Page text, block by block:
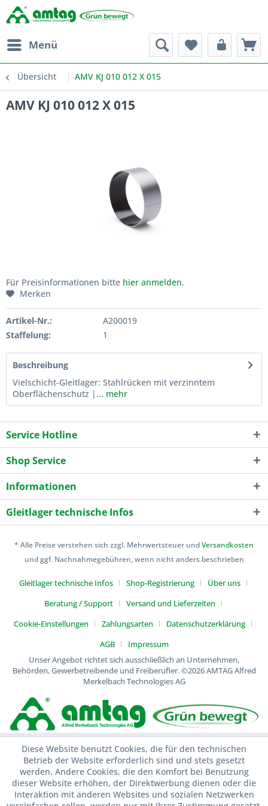
Menü
Übersicht AMV KJ 010 012 X 015
AMV KJ 010 012 X 015
Für Preisinformationen bitte hier anmelden.
Merken
Artikel-Nr.:
A200019
Staffelung:
1
Beschreibung
Vielschicht-Gleitlager: Stahlrücken mit verzinntem
Oberflächenschutz |... mehr
Service Hotline
Shop Service
Informationen
Gleitlager technische Infos
* Alle Preise verstehen sich zzgl. Mehrwertsteuer undVersandkosten
und ggf. Nachnahmegebühren, wenn nicht anders beschrieben
Gleitlager technische Infos Shop-Registrierung
Über uns
Beratung / Support
Versand und Lieferzeiten
Cookie-Einstellungen
Zahlungsarten
Datenschutzerklärung
AGB
Impressum
Unser Angebot richtet sich ausschließlich an Unternehmen,
Behörden, Gewerbetreibende und Freiberufler.©2026 AMTAG Alfred
Merkelbach Technologies AG
Diese Website benutzt Cookies, die für den technischen
Betrieb der Website erforderlich sind und stets gesetzt
werden. Andere Cookies, die den Komfort bei Benutzung
dieser Website erhöhen, der Direktwerbung dienen oder die
Interaktion mit anderen Websites und sozialen Netzwerken